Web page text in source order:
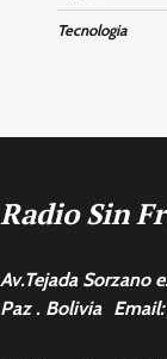
Tecnologia
Radio Sin
Av.Tejada Sorzano
Paz . Bolivia Email: